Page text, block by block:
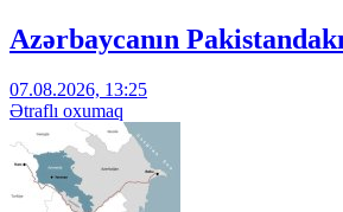
Azərbaycanın
07.08.2026, 13:25
Ətraflı oxumaq